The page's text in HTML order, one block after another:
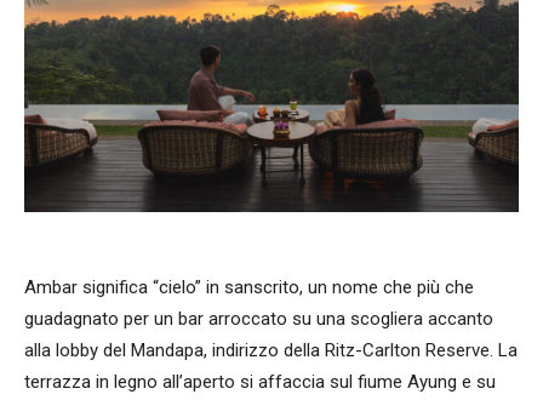
Ambar significa “cielo” in sanscrito, un nome che più che
guadagnato per un bar arroccato su una scogliera accanto
alla lobby del Mandapa, indirizzo della Ritz-Carlton Reserve. La
terrazza in legno all’aperto si affaccia sul fiume Ayung e su